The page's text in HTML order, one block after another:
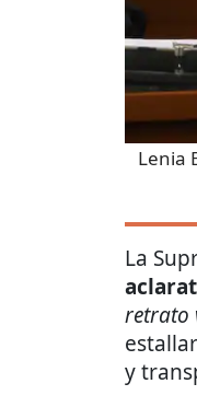
Lenia
La
retrato
y